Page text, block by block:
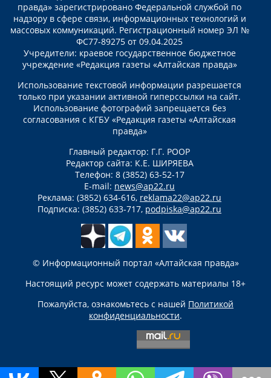
правда» зарегистрировано Федеральной службой по
надзору в сфере связи, информационных технологий и
массовых коммуникаций. Регистрационный номер ЭЛ №
ФС77-89275 от 09.04.2025
Учредители: краевое государственное бюджетное
учреждение «Редакция газеты «Алтайская правда»
Использование текстовой информации разрешается
только при указании активной гиперссылки на сайт.
Использование фотографий запрещается без
согласования с КГБУ «Редакция газеты «Алтайская
правда»
Главный редактор: Г.Г. РООР
Редактор сайта: К.Е. ШИРЯЕВА
Телефон: 8 (3852) 63-52-17
E-mail: news@ap22.ru
Реклама: (3852) 634-616, reklama22@ap22.ru
Подписка: (3852) 633-717, podpiska@ap22.ru
© Информационный портал «Алтайская правда»
Настоящий ресурс может содержать материалы 18+
Пожалуйста, ознакомьтесь с нашей Политикой
конфиденциальности.